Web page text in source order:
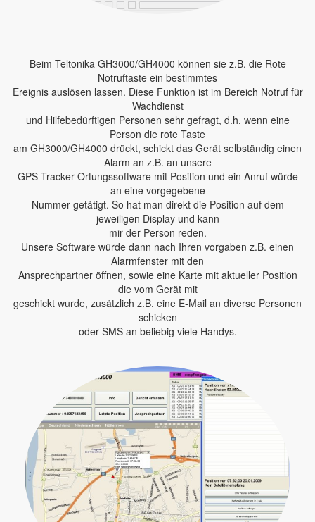
Beim Teltonika GH3000/GH4000 können sie z.B. die Rote
Notruftaste ein bestimmtes
Ereignis auslösen lassen. Diese Funktion ist im Bereich Notruf für
Wachdienst
und Hilfebedürftigen Personen sehr gefragt, d.h. wenn eine
Person die rote Taste
am GH3000/GH4000 drückt, schickt das Gerät selbständig einen
Alarm an z.B. an unsere
GPS-Tracker-Ortungssoftware mit Position und ein Anruf würde
an eine vorgegebene
Nummer getätigt. So hat man direkt die Position auf dem
jeweiligen Display und kann
mir der Person reden.
Unsere Software würde dann nach Ihren vorgaben z.B. einen
Alarmfenster mit den
Ansprechpartner öffnen, sowie eine Karte mit aktueller Position
die vom Gerät mit
geschickt wurde, zusätzlich z.B. eine E-Mail an diverse Personen
schicken
oder SMS an beliebig viele Handys.